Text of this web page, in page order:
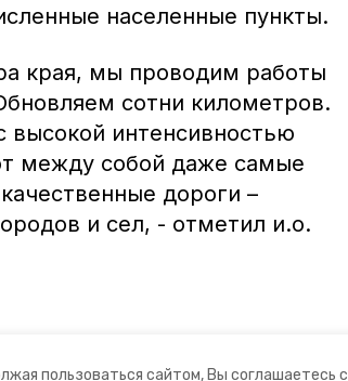
пользоваться сайтом, Вы соглашаетесь с
населенные пункты.
края, мы проводим работы
сотни километров.
высокой интенсивностью
между собой даже самые
дороги –
и сел, - отметил и.о.